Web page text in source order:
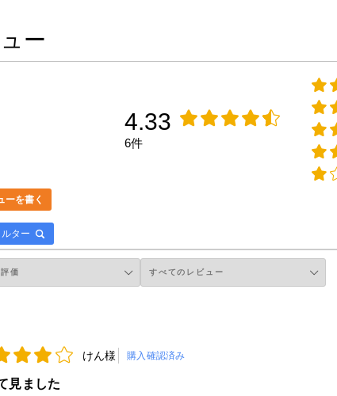
ー
4.33
6件
ーを書く
ター
けん様 購入確認済み
見ました